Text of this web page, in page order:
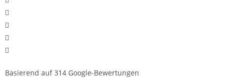
Basierend auf 314 Google-Bewertungen